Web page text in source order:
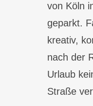
von Köln
geparkt.
kreativ,
nach der
Urlaub
Straße